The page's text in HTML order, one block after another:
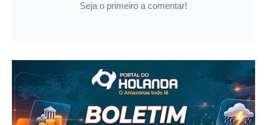
Seja o primeiro a comentar!